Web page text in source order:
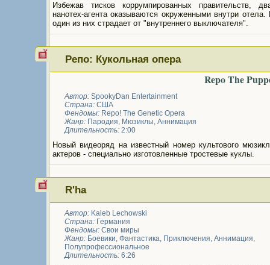
Избежав тисков коррумпированных правительств,
нанотех-агента оказываются окруженными внутри
один из них страдает от "внутреннего выключателя".
Репо: Кукольная опера
Repo The
Автор: SpookyDan Entertainment
Страна: США
Фендомы: Repo! The Genetic Opera
Жанр: Пародия, Мюзиклы, Аннимация
Длительность: 2:00
Новый видеоряд на известный номер культового
актеров - специально изготовленные тростевые куклы.
R'ha
Автор: Kaleb Lechowski
Страна: Германия
Фендомы: Свои миры
Жанр: Боевики, Фантастика, Приключения, Аннимация,
Полупрофессиональное
Длительность: 6:26